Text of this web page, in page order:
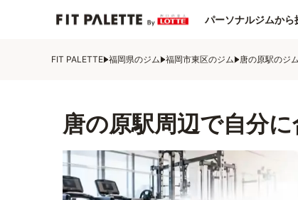
パーソナルジムから
FIT PALETTE 福岡県のジム 福岡市東区のジム 唐の原駅のジム
唐の原駅周辺で自分